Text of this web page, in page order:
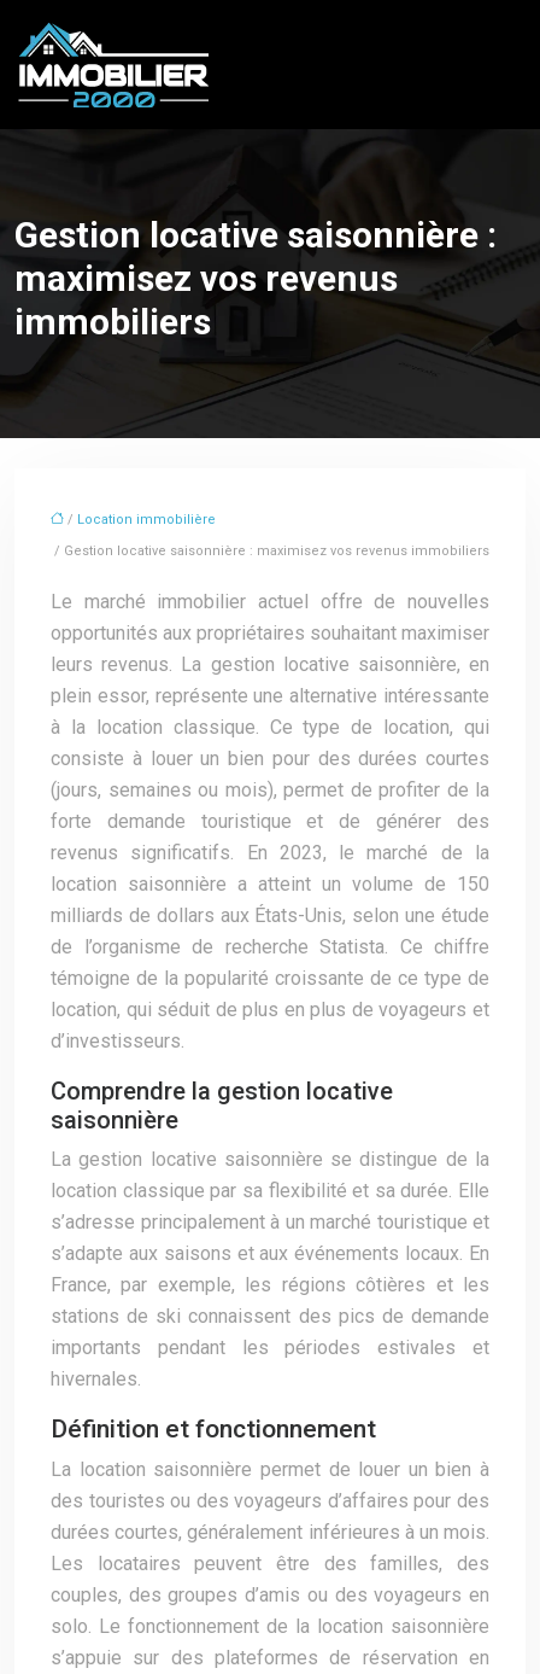
Gestion locative saisonnière :
maximisez vos revenus
immobiliers
/ Location immobilière
/ Gestion locative saisonnière : maximisez vos revenus immobiliers
Le marché immobilier actuel offre de nouvelles
opportunités aux propriétaires souhaitant maximiser
leurs revenus. La gestion locative saisonnière, en
plein essor, représente une alternative intéressante
à la location classique. Ce type de location, qui
consiste à louer un bien pour des durées courtes
(jours, semaines ou mois), permet de profiter de la
forte demande touristique et de générer des
revenus significatifs. En 2023, le marché de la
location saisonnière a atteint un volume de 150
milliards de dollars aux États-Unis, selon une étude
de l’organisme de recherche Statista. Ce chiffre
témoigne de la popularité croissante de ce type de
location, qui séduit de plus en plus de voyageurs et
d’investisseurs.
Comprendre la gestion locative
saisonnière
La gestion locative saisonnière se distingue de la
location classique par sa flexibilité et sa durée. Elle
s’adresse principalement à un marché touristique et
s’adapte aux saisons et aux événements locaux. En
France, par exemple, les régions côtières et les
stations de ski connaissent des pics de demande
importants pendant les périodes estivales et
hivernales.
Définition et fonctionnement
La location saisonnière permet de louer un bien à
des touristes ou des voyageurs d’affaires pour des
durées courtes, généralement inférieures à un mois.
Les locataires peuvent être des familles, des
couples, des groupes d’amis ou des voyageurs en
solo. Le fonctionnement de la location saisonnière
s’appuie sur des plateformes de réservation en